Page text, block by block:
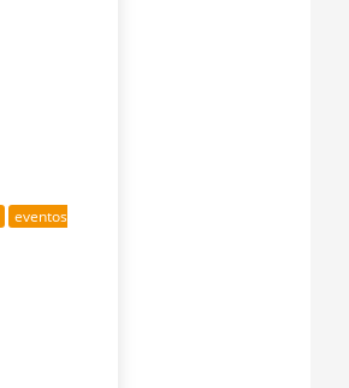
eventos